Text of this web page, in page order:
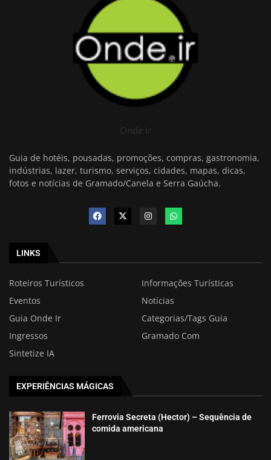
Onde Ir
Guia de hotéis, pousadas, promoções, compras, gastronomia,
indústrias, lazer, turismo, serviços, cidades, mapas, dicas,
fotos e notícias de Gramado/Canela e Serra Gaúcha.
LINKS
Roteiros Turísticos
Informações Turísticas
Eventos
Notícias
Guia Onde Ir
Categorias/Tags Guia
Ingressos
Gramado Com
Sintetize IA
EXPERIÊNCIAS MÁGICAS
Ferrovia Secreta (Hector) – Sequência de
comida americana